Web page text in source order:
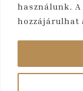
használunk.
hozzájárulhat
Copyright ©